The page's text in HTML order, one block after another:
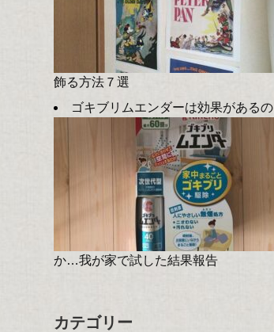
飾る方法７選
ゴキブリムエンダーは効果があるの
か…我が家で試した結果報告
カテゴリー